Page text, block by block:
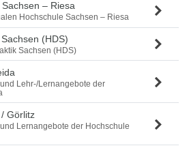
– Riesa
Hochschule Sachsen – Riesa
(HDS)
Sachsen (HDS)
Lehr-/Lernangebote der
Görlitz
Lernangebote der Hochschule